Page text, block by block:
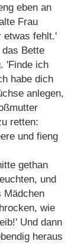
eben an
Frau
etwas fehlt.'
Bette
'Finde ich
habe dich
anlegen,
retten:
und fieng
gethan
und
Mädchen
wie
Und dann
heraus